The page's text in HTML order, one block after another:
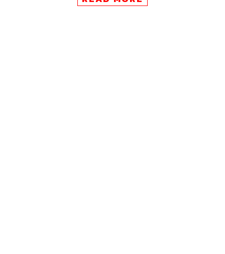
ใหญ่ทั้งหลายในช่วงสัปดาห์นี้